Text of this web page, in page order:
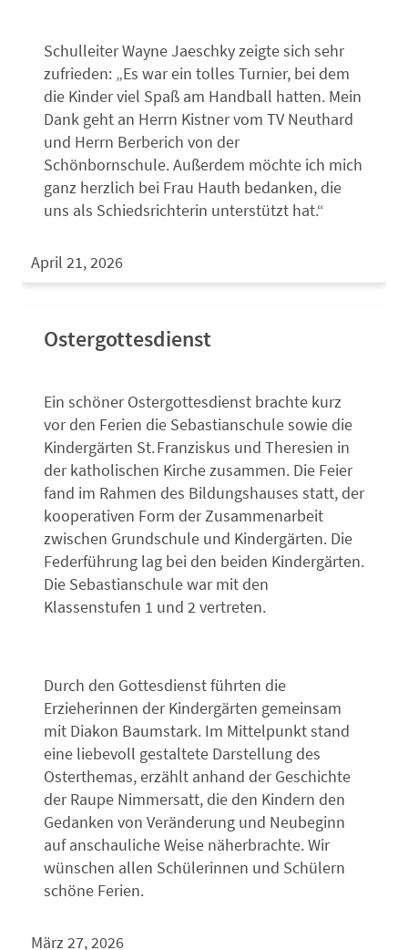
Schulleiter Wayne Jaeschky zeigte sich sehr
zufrieden: „Es war ein tolles Turnier, bei dem
die Kinder viel Spaß am Handball hatten. Mein
Dank geht an Herrn Kistner vom TV Neuthard
und Herrn Berberich von der
Schönbornschule. Außerdem möchte ich mich
ganz herzlich bei Frau Hauth bedanken, die
uns als Schiedsrichterin unterstützt hat.“
April 21, 2026
Ostergottesdienst
Ein schöner Ostergottesdienst brachte kurz
vor den Ferien die Sebastianschule sowie die
Kindergärten St. Franziskus und Theresien in
der katholischen Kirche zusammen. Die Feier
fand im Rahmen des Bildungshauses statt, der
kooperativen Form der Zusammenarbeit
zwischen Grundschule und Kindergärten. Die
Federführung lag bei den beiden Kindergärten.
Die Sebastianschule war mit den
Klassenstufen 1 und 2 vertreten.
Durch den Gottesdienst führten die
Erzieherinnen der Kindergärten gemeinsam
mit Diakon Baumstark. Im Mittelpunkt stand
eine liebevoll gestaltete Darstellung des
Osterthemas, erzählt anhand der Geschichte
der Raupe Nimmersatt, die den Kindern den
Gedanken von Veränderung und Neubeginn
auf anschauliche Weise näherbrachte. Wir
wünschen allen Schülerinnen und Schülern
schöne Ferien.
März 27, 2026